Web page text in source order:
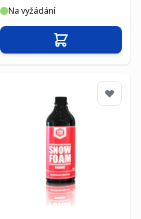
Na vyžádání
Přidat do košíku